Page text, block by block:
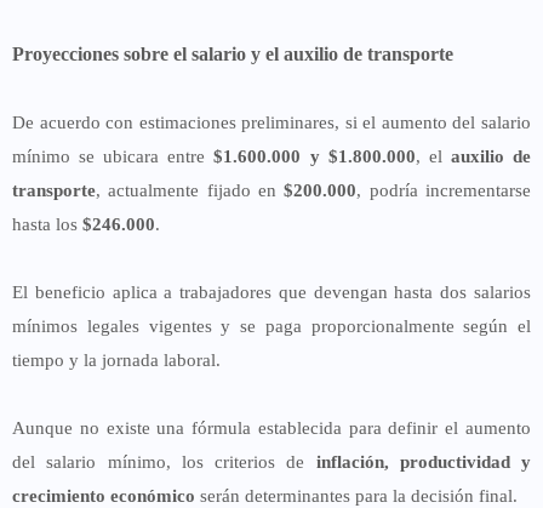
Proyecciones sobre el salario y el auxilio de transporte
De acuerdo con estimaciones preliminares, si el aumento del salario
mínimo se ubicara entre$1.600.000 y $1.800.000, el auxilio de
transporte, actualmente fijado en$200.000, podría incrementarse
hasta los $246.000.
El beneficio aplica a trabajadores que devengan hasta dos salarios
mínimos legales vigentes y se paga proporcionalmente según el
tiempo y la jornada laboral.
Aunque no existe una fórmula establecida para definir el aumento
del salario mínimo, los criterios de inflación, productividad y
crecimiento económico serán determinantes para la decisión final.